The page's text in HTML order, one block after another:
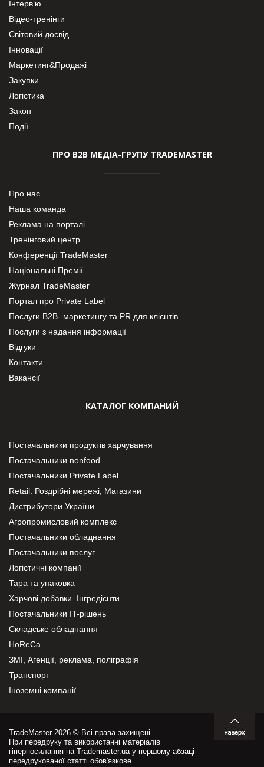
Інтерв’ю
Відео-тренінги
Світовий досвід
Інновації
Маркетинг&Продажі
Закупки
Логістика
Закон
Події
ПРО В2В МЕДІА-ГРУПУ TRADEMASTER
Про нас
Наша команда
Реклама на порталі
Тренінговий центр
Конференції TradeMaster
Національні Премії
Журнал TradeMaster
Портал про Private Label
Послуги В2В- маркетингу та PR для клієнтів
Послуги з надання інформації
Відгуки
Контакти
Вакансії
КАТАЛОГ КОМПАНИЙ
Постачальники продуктів харчування
Постачальники nonfood
Постачальники Private Label
Retail. Роздрібні мережі, Магазини
Дистрибутори України
Агропромисловий комплекс
Постачальники обладнання
Постачальники послуг
Логістичні компанії
Тара та упаковка
Харчові добавки. Інгредієнти.
Постачальники IT-рішень
Складське обладнання
HoReCa
ЗМІ, Агенції, реклама, поліграфія
Транспорт
Іноземні компанії
TradeMaster 2026 © Всі права захищені.
При передруку та використанні матеріалів
гіперпосилання на Trademaster.ua у першому абзаці
передрукованої статті обов'язкове.